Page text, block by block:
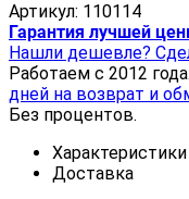
Артикул: 110114
Гарантия лучшей
Нашли дешевле?
Работаем с 2012 года.
дней на возврат и
Без процентов.
Характеристики
Доставка